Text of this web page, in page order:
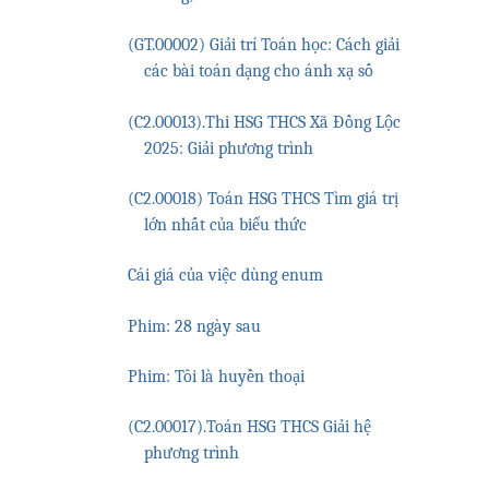
(GT.00002) Giải trí Toán học: Cách giải
các bài toán dạng cho ánh xạ số
(C2.00013).Thi HSG THCS Xã Đồng Lộc
2025: Giải phương trình
(C2.00018) Toán HSG THCS Tìm giá trị
lớn nhất của biểu thức
Cái giá của việc dùng enum
Phim: 28 ngày sau
Phim: Tôi là huyền thoại
(C2.00017).Toán HSG THCS Giải hệ
phương trình